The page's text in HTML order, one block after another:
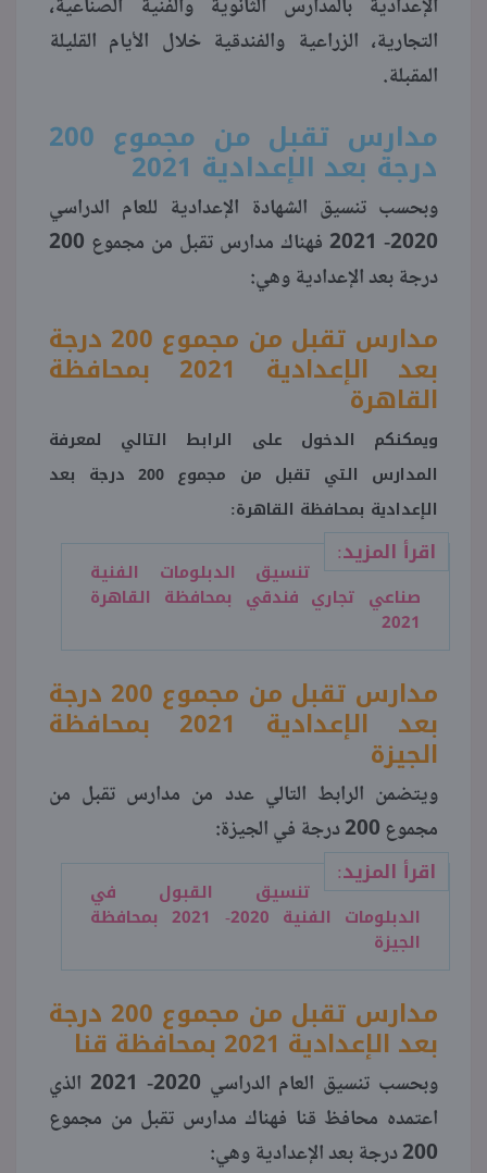
الإعدادية بالمدارس الثانوية والفنية الصناعية،
التجارية، الزراعية والفندقية خلال الأيام القليلة
المقبلة.
مدارس تقبل من مجموع 200
درجة بعد الإعدادية 2021
وبحسب تنسيق الشهادة الإعدادية للعام الدراسي
2020- 2021 فهناك مدارس تقبل من مجموع 200
درجة بعد الإعدادية وهي:
مدارس تقبل من مجموع 200 درجة
بعد الإعدادية 2021 بمحافظة
القاهرة
ويمكنكم الدخول على الرابط التالي لمعرفة
المدارس التي تقبل من مجموع 200 درجة بعد
الإعدادية بمحافظة القاهرة:
اقرأ المزيد:
تنسيق الدبلومات الفنية
صناعي تجاري فندقي بمحافظة القاهرة
2021
مدارس تقبل من مجموع 200 درجة
بعد الإعدادية 2021 بمحافظة
الجيزة
ويتضمن الرابط التالي عدد من مدارس تقبل من
مجموع 200 درجة في الجيزة:
اقرأ المزيد:
تنسيق القبول في
الدبلومات الفنية 2020- 2021 بمحافظة
الجيزة
مدارس تقبل من مجموع 200 درجة
بعد الإعدادية 2021 بمحافظة قنا
وبحسب تنسيق العام الدراسي 2020- 2021 الذي
اعتمده محافظ قنا فهناك مدارس تقبل من مجموع
200 درجة بعد الإعدادية وهي: